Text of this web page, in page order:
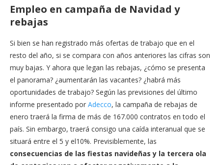
Empleo en campaña de Navidad y
rebajas
Si bien se han registrado más ofertas de trabajo que en el
resto del año, si se compara con años anteriores las cifras son
muy bajas. Y ahora que legan las rebajas, ¿cómo se presenta
el panorama? ¿aumentarán las vacantes? ¿habrá más
oportunidades de trabajo? Según las previsiones del último
informe presentado por Adecco, la campaña de rebajas de
enero traerá la firma de más de 167.000 contratos en todo el
país. Sin embargo, traerá consigo una caída interanual que se
situará entre el 5 y el10%. Previsiblemente, las
consecuencias de las fiestas navideñas y la tercera ola